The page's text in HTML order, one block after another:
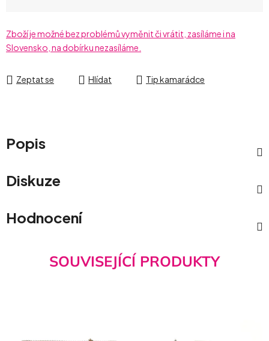
Zboží je možné bez problémů vyměnit či vrátit, zasíláme i na
Slovensko, na dobírku nezasíláme.
Zeptat se Hlídat Tip kamarádce
Popis
Diskuze
Hodnocení
SOUVISEJÍCÍ PRODUKTY